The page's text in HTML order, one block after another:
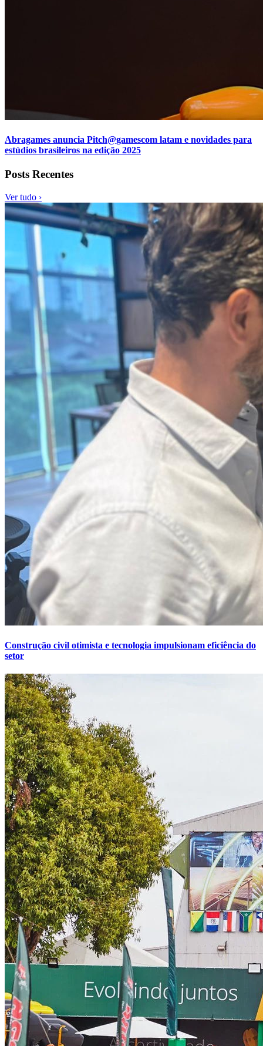
Abragames anuncia Pitch@gamescom latam e novidades para
estúdios brasileiros na edição 2025
Posts Recentes
Ver tudo ›
Construção civil otimista e tecnologia impulsionam eficiência do
setor